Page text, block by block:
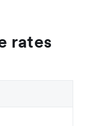
rates